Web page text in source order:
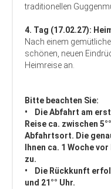
traditionellen
4. Tag (17.02.27):
Nach einem
schönen, neuen
Heimreise an.
Bitte beachten Sie:
• Die Abfahrt am
Reise ca. zwischen
Abfahrtsort. Die
Ihnen ca. 1 Woche
zu.
• Die Rückkunft
und 21°° Uhr.